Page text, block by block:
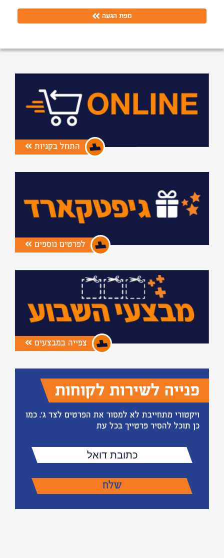
מפת הגעה
התחל בקניות
לפרטים נוספים
צפייה במבצעים
פנייה לשירות לקוחות
ויקטורי מתחייבת לא למסור את הפרטים לצד ג'. כמו
כן תוכל להסיר פרטייך בכל עת